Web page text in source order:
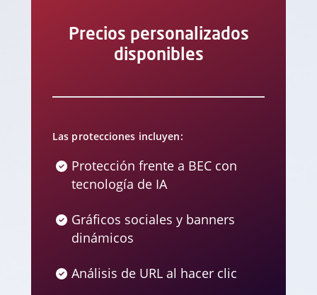
Precios personalizados
disponibles
Las protecciones incluyen:
Protección frente a BEC con
tecnología de IA
Gráficos sociales y banners
dinámicos
Análisis de URL al hacer clic